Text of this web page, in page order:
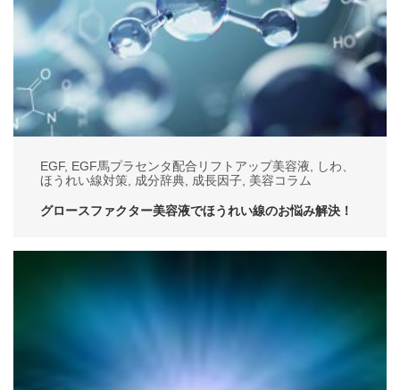
EGF, EGF馬プラセンタ配合リフトアップ美容液
しわ、
ほうれい線対策 成分辞典 成長因子 美容コラム
グロースファクター美容液でほうれい線のお悩み解決！